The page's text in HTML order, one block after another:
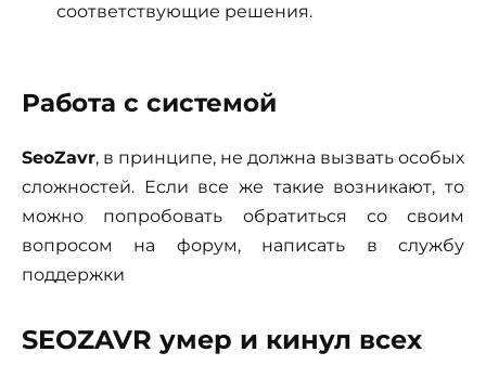
соответствующие решения.
Работа с системой
SeoZavr, в принципе, не должна вызвать особых
сложностей. Если все же такие возникают, то
можно попробовать обратиться со своим
вопросом на форум, написать в службу
поддержки
SEOZAVR умер и кинул всех